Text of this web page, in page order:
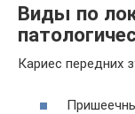
Виды по
Кариес передних